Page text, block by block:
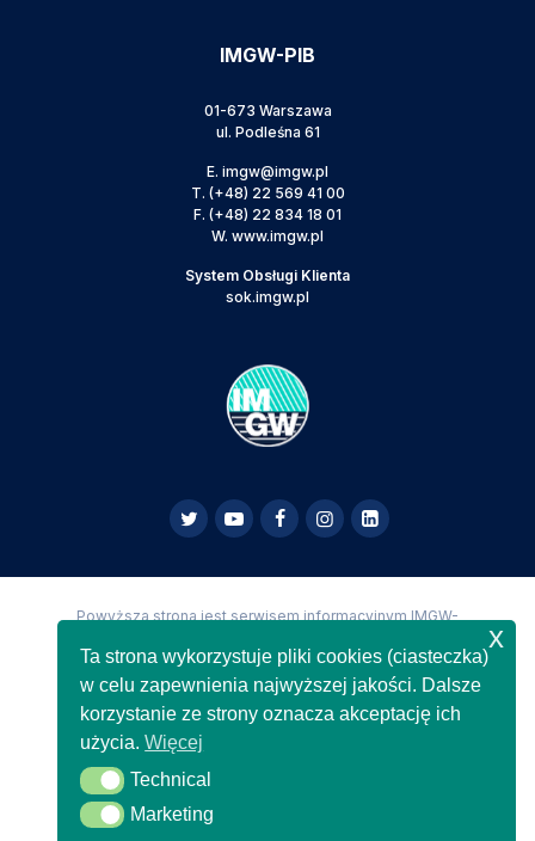
IMGW-PIB
01-673 Warszawa
ul. Podleśna 61
E. imgw@imgw.pl
T. (+48) 22 569 41 00
F. (+48) 22 834 18 01
W. www.imgw.pl
System Obsługi Klienta
sok.imgw.pl
Powyższa strona jest serwisem informacyjnym IMGW-
Copyright IMGW-PIB Wszelkie prawa zastrzeżone
Ta strona wykorzystuje pliki cookies (ciasteczka)
w celu zapewnienia najwyższej jakości. Dalsze
korzystanie ze strony oznacza akceptację ich
użycia.Więcej
Technical
Technical
Marketing
Marketing
x